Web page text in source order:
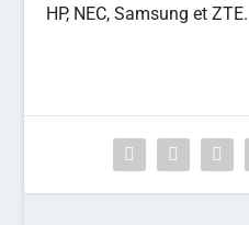
HP, NEC, Samsung et ZTE.